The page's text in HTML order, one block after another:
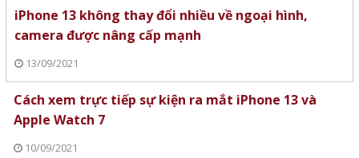
iPhone 13 không thay đổi nhiều về ngoại hình,
camera được nâng cấp mạnh
13/09/2021
Cách xem trực tiếp sự kiện ra mắt iPhone 13 và
Apple Watch 7
10/09/2021